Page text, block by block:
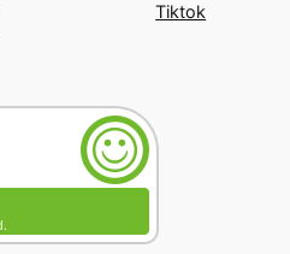
Tiktok